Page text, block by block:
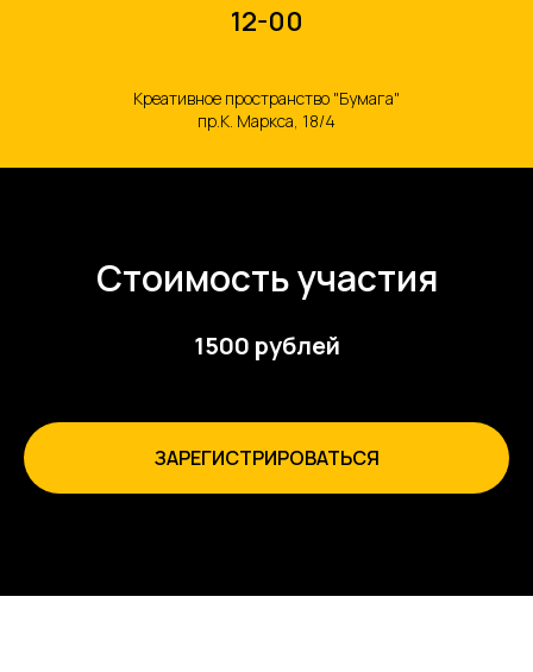
12-00
Креативное пространство "Бумага"
пр.К. Маркса, 18/4
Стоимость участия
1500 рублей
ЗАРЕГИСТРИРОВАТЬСЯ